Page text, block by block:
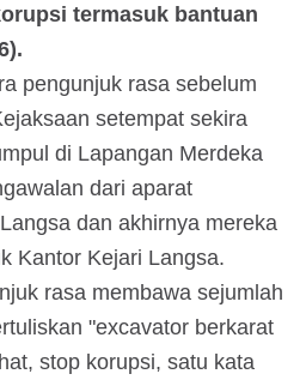
termasuk bantuan
pengunjuk rasa sebelum
setempat sekira
di Lapangan Merdeka
dari aparat
dan akhirnya mereka
Kantor Kejari Langsa.
rasa membawa sejumlah
"excavator berkarat
stop korupsi, satu kata